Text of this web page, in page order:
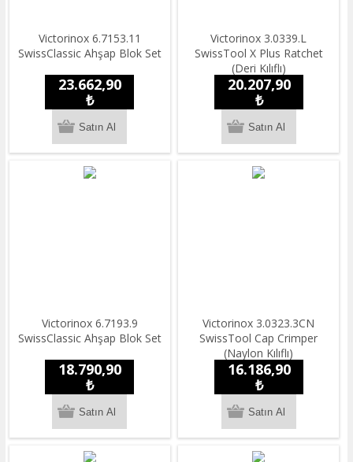
Victorinox 6.7153.11
SwissClassic Ahşap Blok Set
23.662,90
₺
Victorinox 3.0339.L
SwissTool X Plus Ratchet
(Deri Kılıflı)
20.207,90
₺
Victorinox 6.7193.9
SwissClassic Ahşap Blok Set
18.790,90
₺
Victorinox 3.0323.3CN
SwissTool Cap Crimper
(Naylon Kılıflı)
16.186,90
₺